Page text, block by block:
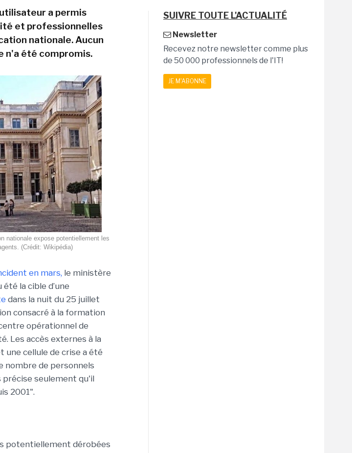
a permis
et professionnelles
nationale. Aucun
n'a été compromis.
nationale expose potentiellement les
(Crédit: Wikipédia)
en mars, le ministère
été la cible d’une
dans la nuit du 25 juillet
consacré à la formation
opérationnel de
Les accès externes à la
cellule de crise a été
nombre de personnels
seulement qu'il
2001".
potentiellement dérobées
SUIVRE TOUTE L'ACTUALITÉ
Newsletter
Recevez notre newsletter comme plus
de 50 000 professionnels de l'IT!
JE M'ABONNE